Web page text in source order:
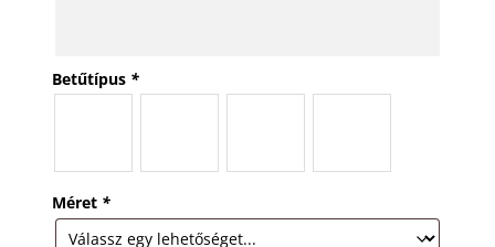
Betűtípus *
Méret *